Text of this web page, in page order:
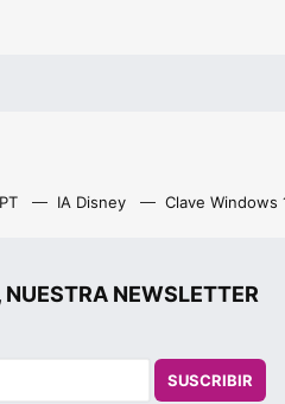
IA Disney Clave Windows
NEWSLETTER
SUSCRIBIR